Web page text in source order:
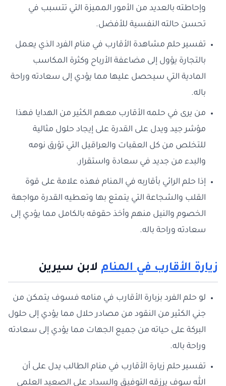
وإحاطته بالعديد من الأمور المميزة التي تتسبب في
تحسن حالته النفسية للأفضل.
تفسير حلم مشاهدة الأقارب في منام الفرد الذي يعمل
بالتجارة يؤول إلى مضاعفة الأرباح وكثرة المكاسب
المادية التي سيحصل عليها مما يؤدي إلى سعادته وراحة
باله.
من يرى في حلمه الأقارب معهم الكثير من الهدايا فهذا
مؤشر جيد ويدل على القدرة على إيجاد حلول مثالية
للتخلص من كل العقبات والعراقيل التي تؤرق نومه
والبدء من جديد في سعادة واستقرار.
إذا حلم الرائي بأقاربه في المنام فهذه علامة على قوة
القلب والشجاعة التي يتمتع بها وتعطيه القدرة مواجهة
الخصوم والنيل منهم وأخذ حقوقه بالكامل مما يؤدي إلى
سعادته وراحة باله.
زيارة الأقارب في المنام لابن سيرين
لو حلم الفرد بزبارة الأقارب في منامه فسوف يتمكن من
جني الكثير من النقود من مصادر حلال مما يؤدي إلى حلول
البركة على حياته من جميع الجهات مما يؤدي إلى سعادته
وراحة باله.
تفسير حلم زيارة الأقارب في منام الطالب يدل على أن
الله سوف يرزقه التوفيق والسداد على الصعيد العلمي